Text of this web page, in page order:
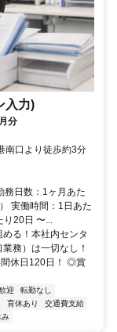
入力)
分
南口より徒歩約3分
務日数：1ヶ月あた
実働時間：1日あた
20日 〜...
る！本社内センタ
務）は一切なし！
休日120日！ ◎賞
迎
転勤なし
育休あり
交通費支給
み